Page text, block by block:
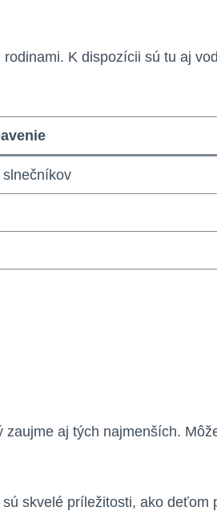
K dispozícii sú tu aj
aj tých najmenších.
skvelé príležitosti, ako deťom